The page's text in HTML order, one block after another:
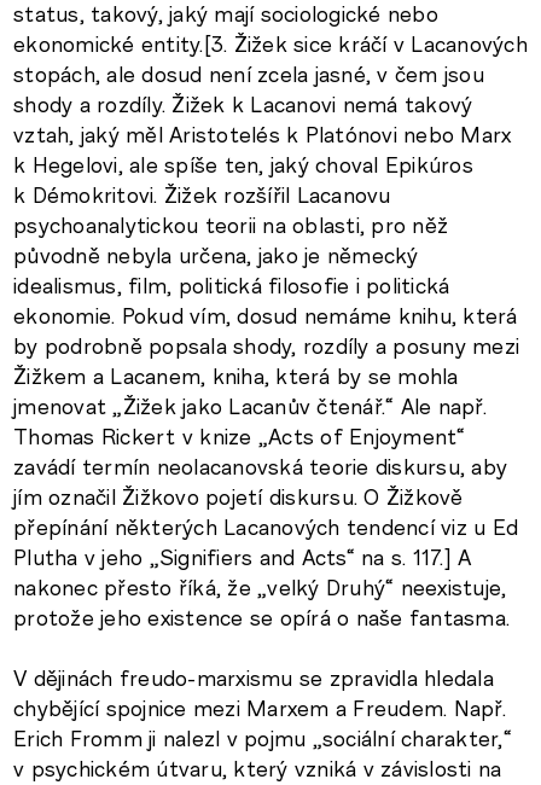
status, takový, jaký mají sociologické nebo
ekonomické entity.[3. Žižek sice kráčí v Lacanových
stopách, ale dosud není zcela jasné, v čem jsou
shody a rozdíly. Žižek k Lacanovi nemá takový
vztah, jaký měl Aristotelés k Platónovi nebo Marx
k Hegelovi, ale spíše ten, jaký choval Epikúros
k Démokritovi. Žižek rozšířil Lacanovu
psychoanalytickou teorii na oblasti, pro něž
původně nebyla určena, jako je německý
idealismus, film, politická filosofie i politická
ekonomie. Pokud vím, dosud nemáme knihu, která
by podrobně popsala shody, rozdíly a posuny mezi
Žižkem a Lacanem, kniha, která by se mohla
jmenovat „Žižek jako Lacanův čtenář.“ Ale např.
Thomas Rickert v knize „Acts of Enjoyment“
zavádí termín neolacanovská teorie diskursu, aby
jím označil Žižkovo pojetí diskursu. O Žižkově
přepínání některých Lacanových tendencí viz u Ed
Plutha v jeho „Signifiers and Acts“ na s. 117.] A
nakonec přesto říká, že „velký Druhý“ neexistuje,
protože jeho existence se opírá o naše fantasma.
V dějinách freudo-marxismu se zpravidla hledala
chybějící spojnice mezi Marxem a Freudem. Např.
Erich Fromm ji nalezl v pojmu „sociální charakter,“
v psychickém útvaru, který vzniká v závislosti na